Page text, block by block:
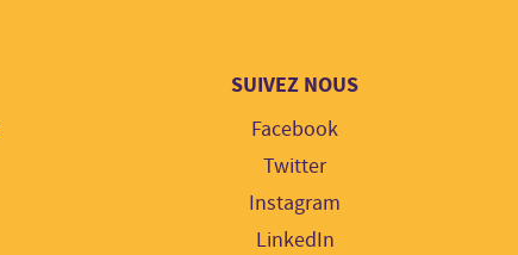
SUIVEZ NOUS
Facebook
Twitter
Instagram
LinkedIn